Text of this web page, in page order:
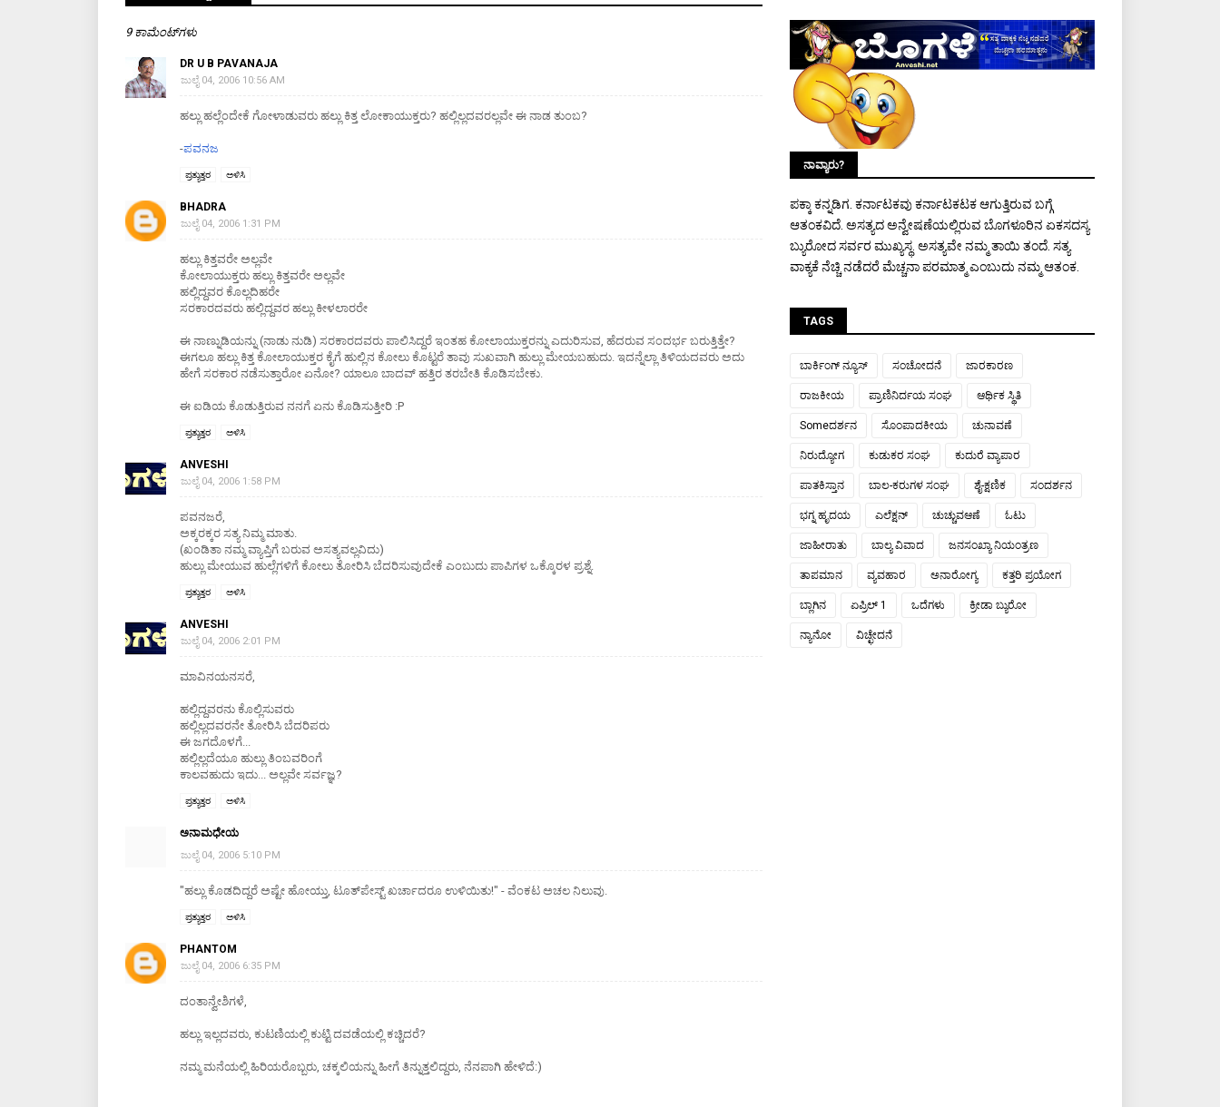
9 ಕಾಮೆಂಟ್‌ಗಳು
DR U B PAVANAJA
ಜುಲೈ 04, 2006 10:56 AM
ಹಲ್ಲು ಹಲ್ಲೆಂದೇಕೆ ಗೋಳಾಡುವರು ಹಲ್ಲು ಕಿತ್ತ ಲೋಕಾಯುಕ್ತರು? ಹಲ್ಲಿಲ್ಲದವರಲ್ಲವೇ ಈ ನಾಡ ತುಂಬ?
-ಪವನಜ
ಪ್ರತ್ಯುತ್ತರ ಅಳಿಸಿ
BHADRA
ಜುಲೈ 04, 2006 1:31 PM
ಹಲ್ಲು ಕಿತ್ತವರೇ ಅಲ್ಲವೇ
ಕೋಲಾಯುಕ್ತರು ಹಲ್ಲು ಕಿತ್ತವರೇ ಅಲ್ಲವೇ
ಹಲ್ಲಿದ್ದವರ ಕೊಲ್ಲದಿಹರೇ
ಸರಕಾರದವರು ಹಲ್ಲಿದ್ದವರ ಹಲ್ಲು ಕೀಳಲಾರರೇ
ಈ ನಾಣ್ನುಡಿಯನ್ನು (ನಾಡು ನುಡಿ) ಸರಕಾರದವರು ಪಾಲಿಸಿದ್ದರೆ ಇಂತಹ ಕೋಲಾಯುಕ್ತರನ್ನು ಎದುರಿಸುವ, ಹೆದರುವ ಸಂದರ್ಭ ಬರುತ್ತಿತ್ತೇ?
ಈಗಲೂ ಹಲ್ಲು ಕಿತ್ತ ಕೋಲಾಯುಕ್ತರ ಕೈಗೆ ಹುಲ್ಲಿನ ಕೋಲು ಕೊಟ್ಟರೆ ತಾವು ಸುಖವಾಗಿ ಹುಲ್ಲು ಮೇಯಬಹುದು. ಇದನ್ನೆಲ್ಲಾ ತಿಳಿಯದವರು ಅದು
ಹೇಗೆ ಸರಕಾರ ನಡೆಸುತ್ತಾರೋ ಏನೋ? ಯಾಲೂ ಬಾದವ್ ಹತ್ತಿರ ತರಬೇತಿ ಕೊಡಿಸಬೇಕು.
ಈ ಐಡಿಯ ಕೊಡುತ್ತಿರುವ ನನಗೆ ಏನು ಕೊಡಿಸುತ್ತೀರಿ :P
ಪ್ರತ್ಯುತ್ತರ ಅಳಿಸಿ
ANVESHI
ಜುಲೈ 04, 2006 1:58 PM
ಪವನಜರೆ,
ಅಕ್ಕರಕ್ಕರ ಸತ್ಯ ನಿಮ್ಮ ಮಾತು.
(ಖಂಡಿತಾ ನಮ್ಮ ವ್ಯಾಪ್ತಿಗೆ ಬರುವ ಅಸತ್ಯವಲ್ಲವಿದು)
ಹುಲ್ಲು ಮೇಯುವ ಹುಲ್ಲೆಗಳಿಗೆ ಕೋಲು ತೋರಿಸಿ ಬೆದರಿಸುವುದೇಕೆ ಎಂಬುದು ಪಾಪಿಗಳ ಒಕ್ಕೊರಳ ಪ್ರಶ್ನೆ.
ಪ್ರತ್ಯುತ್ತರ ಅಳಿಸಿ
ANVESHI
ಜುಲೈ 04, 2006 2:01 PM
ಮಾವಿನಯನಸರೆ,
ಹಲ್ಲಿದ್ದವರನು ಕೊಲ್ಲಿಸುವರು
ಹಲ್ಲಿಲ್ಲದವರನೇ ತೋರಿಸಿ ಬೆದರಿಪರು
ಈ ಜಗದೊಳಗೆ...
ಹಲ್ಲಿಲ್ಲದೆಯೂ ಹುಲ್ಲು ತಿಂಬವರಿಂಗೆ
ಕಾಲವಹುದು ಇದು... ಅಲ್ಲವೇ ಸರ್ವಜ್ಞ?
ಪ್ರತ್ಯುತ್ತರ ಅಳಿಸಿ
ಅನಾಮಧೇಯ
ಜುಲೈ 04, 2006 5:10 PM
"ಹಲ್ಲು ಕೊಡದಿದ್ದರೆ ಅಷ್ಟೇ ಹೋಯ್ತು, ಟೂತ್‍ಪೇಸ್ಟ್ ಖರ್ಚಾದರೂ ಉಳಿಯಿತು!" - ವೆಂಕಟ ಅಚಲ ನಿಲುವು.
ಪ್ರತ್ಯುತ್ತರ ಅಳಿಸಿ
PHANTOM
ಜುಲೈ 04, 2006 6:35 PM
ದಂತಾನ್ವೇಶಿಗಳೆ,
ಹಲ್ಲು ಇಲ್ಲದವರು, ಕುಟಣಿಯಲ್ಲಿ ಕುಟ್ಟಿ ದವಡೆಯಲ್ಲಿ ಕಚ್ಚಿದರೆ?
ನಮ್ಮ ಮನೆಯಲ್ಲಿ ಹಿರಿಯರೊಬ್ಬರು, ಚಕ್ಕಲಿಯನ್ನು ಹೀಗೆ ತಿನ್ನುತ್ತಲಿದ್ದರು, ನೆನಪಾಗಿ ಹೇಳಿದೆ:)
ನಾವ್ಯಾರು?
ಪಕ್ಕಾ ಕನ್ನಡಿಗ. ಕರ್ನಾಟಕವು ಕರ್ನಾಟಕಟಕ ಆಗುತ್ತಿರುವ ಬಗ್ಗೆ
ಆತಂಕವಿದೆ. ಅಸತ್ಯದ ಅನ್ವೇಷಣೆಯಲ್ಲಿರುವ ಬೊಗಳೂರಿನ ಏಕಸದಸ್ಯ
ಬ್ಯುರೋದ ಸರ್ವರ ಮುಖ್ಯಸ್ಥ. ಅಸತ್ಯವೇ ನಮ್ಮ ತಾಯಿ ತಂದೆ. ಸತ್ಯ
ವಾಕ್ಯಕೆ ನೆಚ್ಚಿ ನಡೆದರೆ ಮೆಚ್ಚನಾ ಪರಮಾತ್ಮ ಎಂಬುದು ನಮ್ಮ ಆತಂಕ.
TAGS
ಬಾರ್ಕಿಂಗ್ ನ್ಯೂಸ್ ಸಂಚೋದನೆ ಜಾರಕಾರಣ
ರಾಜಕೀಯ ಪ್ರಾಣಿನಿರ್ದಯ ಸಂಘ ಆರ್ಥಿಕ ಸ್ಥಿತಿ
Someದರ್ಶನ ಸೊಂಪಾದಕೀಯ ಚುನಾವಣೆ
ನಿರುದ್ಯೋಗ ಕುಡುಕರ ಸಂಘ ಕುದುರೆ ವ್ಯಾಪಾರ
ಪಾತಕಿಸ್ತಾನ ಬಾಲ-ಕರುಗಳ ಸಂಘ ಶೈ-ಕ್ಷಣಿಕ ಸಂದರ್ಶನ
ಭಗ್ನ ಹೃದಯ ಎಲೆಕ್ಷನ್ ಚುಚ್ಚುವಆಣೆ ಓಟು
ಜಾಹೀರಾತು ಬಾಲ್ಯ ವಿವಾದ ಜನಸಂಖ್ಯಾ ನಿಯಂತ್ರಣ
ತಾಪಮಾನ ವ್ಯವಹಾರ ಅನಾರೋಗ್ಯ ಕತ್ತರಿ ಪ್ರಯೋಗ
ಬ್ಲಾಗಿನ ಏಪ್ರಿಲ್ 1 ಒದೆಗಳು ಕ್ರೀಡಾ ಬ್ಯುರೋ
ನ್ಯಾನೋ ವಿಚ್ಛೇದನೆ